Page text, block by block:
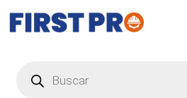
productos